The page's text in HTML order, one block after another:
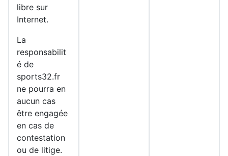
libre sur
Internet.
La
responsabilit
é de
sports32.fr
ne pourra en
aucun cas
être engagée
en cas de
contestation
ou de litige.